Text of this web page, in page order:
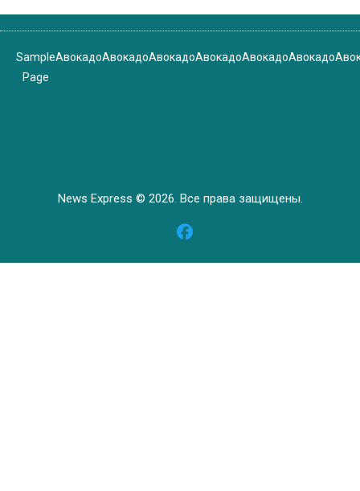
Sample
Page
АвокадоАвокадоАвокадоАвокадоАвокадоАвокадо
News Express © 2026. Все права защищены.